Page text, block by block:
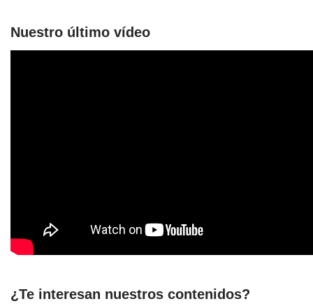
Nuestro último vídeo
¿Te interesan nuestros contenidos?